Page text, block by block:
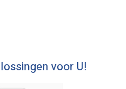
voor U!